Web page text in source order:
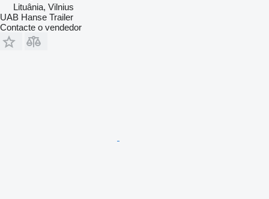
Lituânia, Vilnius
UAB Hanse Trailer
Contacte o vendedor